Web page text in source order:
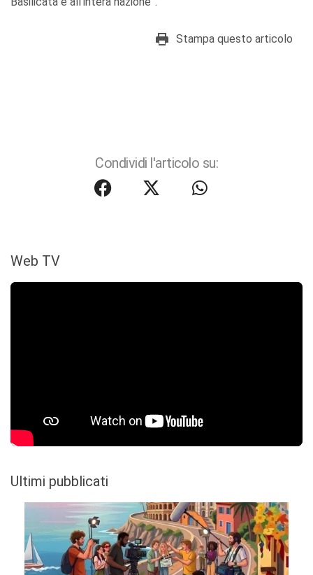
Stampa questo articolo
Condividi l'articolo su:
Web TV
Ultimi pubblicati